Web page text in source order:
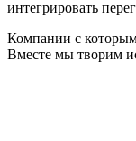
интегрировать
Компании с
Вместе мы творим